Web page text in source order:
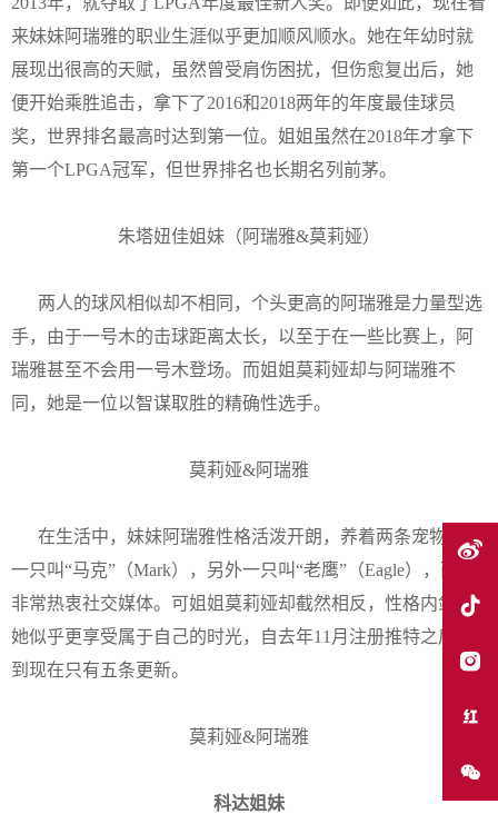
来妹妹阿瑞雅的职业生涯似乎更加顺风顺水。她在年幼时就
展现出很高的天赋，虽然曾受肩伤困扰，但伤愈复出后，她
便开始乘胜追击，拿下了2016和2018两年的年度最佳球员
奖，世界排名最高时达到第一位。姐姐虽然在2018年才拿下
第一个LPGA冠军，但世界排名也长期名列前茅。
朱塔妞佳姐妹（阿瑞雅&莫莉娅）
两人的球风相似却不相同，个头更高的阿瑞雅是力量型选
手，由于一号木的击球距离太长，以至于在一些比赛上，阿
瑞雅甚至不会用一号木登场。而姐姐莫莉娅却与阿瑞雅不
同，她是一位以智谋取胜的精确性选手。
莫莉娅&阿瑞雅
在生活中，妹妹阿瑞雅性格活泼开朗，养着两条宠物狗，
一只叫“马克”（Mark），另外一只叫“老鹰”（Eagle），而且
非常热衷社交媒体。可姐姐莫莉娅却截然相反，性格内敛的
她似乎更享受属于自己的时光，自去年11月注册推特之后，
到现在只有五条更新。
莫莉娅&阿瑞雅
科达姐妹